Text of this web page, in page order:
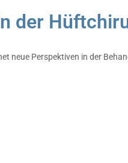
der
neue Perspektiven in der